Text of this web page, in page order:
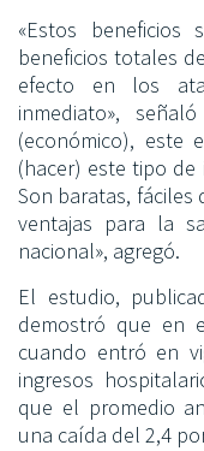
«Estos
beneficios totales
efecto en los
inmediato»,
(económico), este
(hacer) este tipo
Son baratas,
ventajas para la
nacional», agregó.
El estudio,
demostró que en
cuando entró en
ingresos
que el promedio
una caída del 2,4